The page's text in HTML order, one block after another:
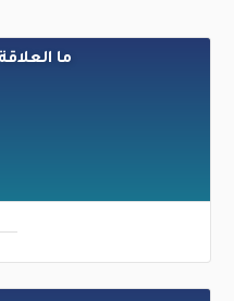
ما